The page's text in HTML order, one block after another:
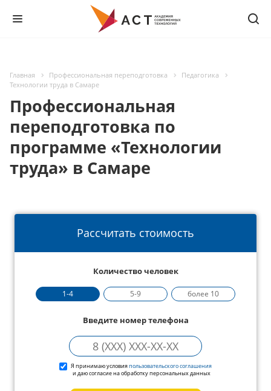
Главная Профессиональная переподготовка
Педагогика
Технологии труда в Самаре
Профессиональная
переподготовка по
программе «Технологии
труда» в Самаре
Рассчитать стоимость
Количество человек
1-4 5-9 более 10
Введите номер телефона
Я принимаю условияпользовательского соглашения
и даю согласие на обработку персональных данных